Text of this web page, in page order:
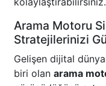
Arama Motoru
Stratejilerinizi
Gelişen dijital
biri olan arama